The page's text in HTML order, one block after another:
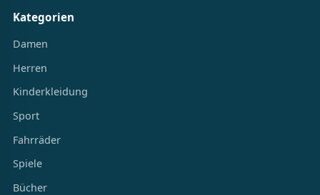
Kategorien
Damen
Herren
Kinderkleidung
Sport
Fahrräder
Spiele
Bücher